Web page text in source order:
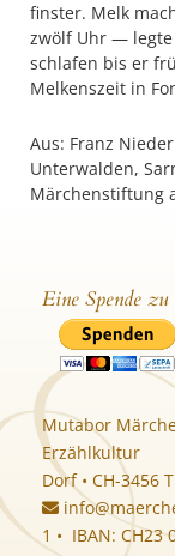
finster. Melk
zwölf Uhr —
schlafen bis er
Melkenszeit in
Aus: Franz
Unterwalden,
Märchenstiftung
Eine Spende
Mutabor
Erzählkultur
Dorf • CH-3456
1 • IBAN: CH23